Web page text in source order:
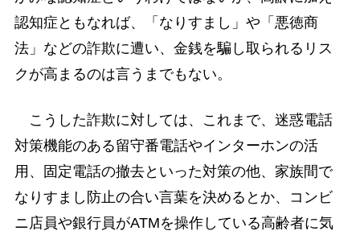
認知症ともなれば、「なりすまし」や「悪徳商
法」などの詐欺に遭い、金銭を騙し取られるリス
クが高まるのは言うまでもない。
こうした詐欺に対しては、これまで、迷惑電話
対策機能のある留守番電話やインターホンの活
用、固定電話の撤去といった対策の他、家族間で
なりすまし防止の合い言葉を決めるとか、コンビ
ニ店員や銀行員がATMを操作している高齢者に気